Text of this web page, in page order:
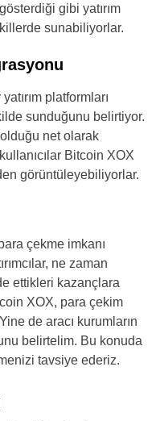
gibi yatırım
sunabiliyorlar.
platformları
sunduğunu belirtiyor.
olduğu net olarak
Bitcoin XOX
görüntüleyebiliyorlar.
çekme imkanı
ne zaman
ettikleri kazançlara
XOX, para çekim
de aracı kurumların
belirtelim. Bu konuda
tavsiye ederiz.